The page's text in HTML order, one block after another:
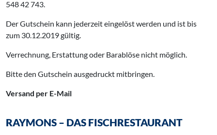
548 42 743.
Der Gutschein kann jederzeit eingelöst werden und ist bis
zum 30.12.2019 gültig.
Verrechnung, Erstattung oder Barablöse nicht möglich.
Bitte den Gutschein ausgedruckt mitbringen.
Versand per E-Mail
RAYMONS – DAS FISCHRESTAURANT